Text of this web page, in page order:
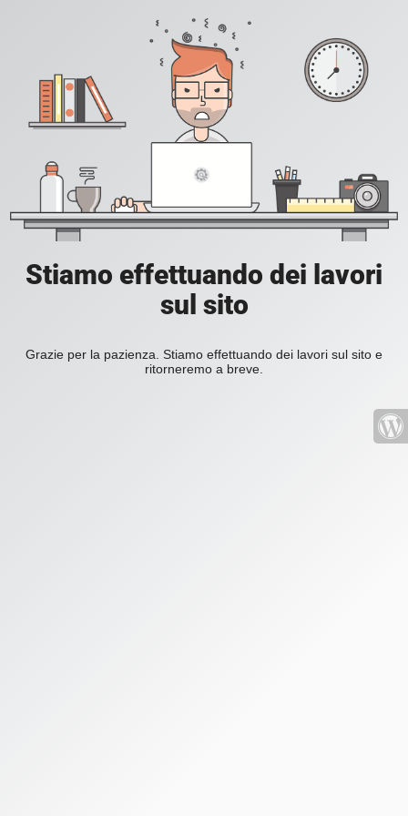
Stiamo effettuando dei lavori
sul sito
Grazie per la pazienza. Stiamo effettuando dei lavori sul sito e
ritorneremo a breve.